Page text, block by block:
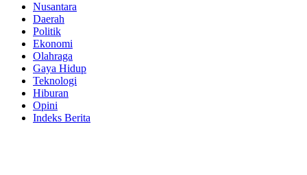
Nusantara
Daerah
Politik
Ekonomi
Olahraga
Gaya Hidup
Teknologi
Hiburan
Opini
Indeks Berita